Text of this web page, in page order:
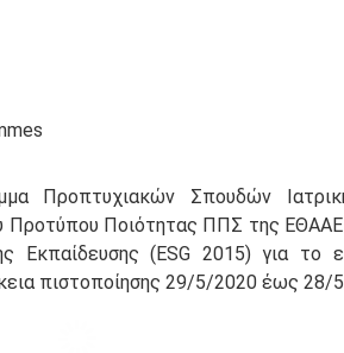
Προπτυχιακών Σπουδών
Προτύπου Ποιότητας ΠΠΣ της ΕΘΑΑΕ
Εκπαίδευσης (ESG 2015) για το
πιστοποίησης 29/5/2020 έως 28/